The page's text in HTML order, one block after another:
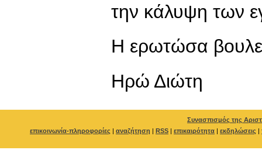
την κάλυψη των
Η ερωτώσα
Ηρώ Διώτη
Συνασπισμός της
επικοινωνία-πληροφορίες | αναζήτηση | RSS | επικαιρότητα | εκδηλώσεις |